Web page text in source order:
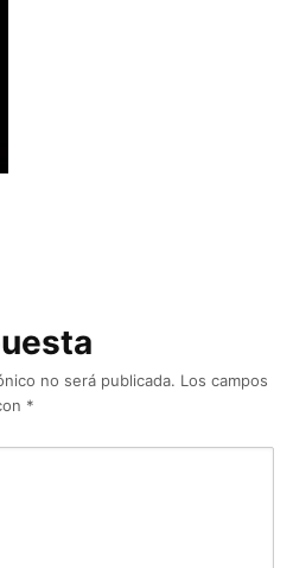
no será publicada. Los campos
*